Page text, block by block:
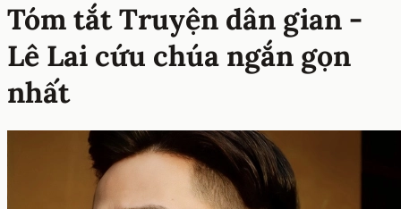
Tóm tắt Truyện dân gian -
Lê Lai cứu chúa ngắn gọn
nhất